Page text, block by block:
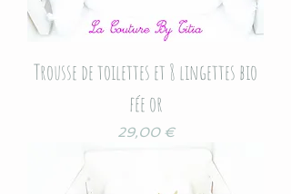
Trousse de toilettes et 8 lingettes bio
fée or
Prix
29,00 €